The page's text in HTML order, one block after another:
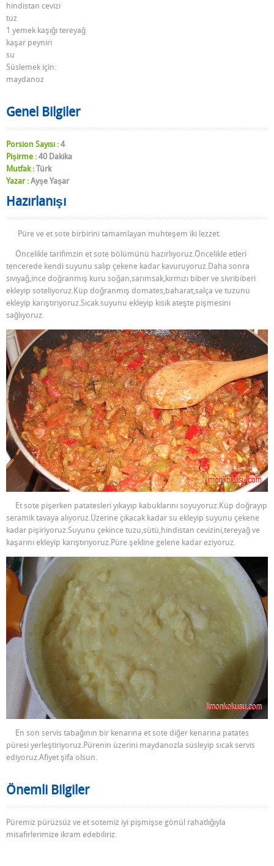
hindistan cevizi
tuz
1 yemek kaşığı tereyağ
kaşar peyniri
su
Süslemek için:
maydanoz
Genel Bilgiler
Porsion Sayısı : 4
Pişirme : 40 Dakika
Mutfak : Türk
Yazar : Ayşe Yaşar
Hazırlanışı
Püre ve et sote birbirini tamamlayan muhteşem iki lezzet.
Öncelikle tarifimzin et sote bölümünü hazırlıyoruz.Öncelikle etleri
tencerede kendi suyunu salıp çekene kadar kavuruyoruz.Daha sonra
sıvıyağ,ince doğranmış kuru soğan,sarımsak,kırmızı biber ve sivribiberi
ekleyip soteliyoruz.Küp doğranmış domates,baharat,salça ve tuzunu
ekleyip karıştırıyoruz.Sıcak suyunu ekleyip kısık ateşte pişmesini
sağlıyoruz.
Et sote pişerken patatesleri yıkayıp kabuklarını soyuyoruz.Küp doğrayıp
seramik tavaya alıyoruz.Üzerine çıkacak kadar su ekleyip suyunu çekene
kadar pişiriyoruz.Suyunu çekince tuzu,sütü,hindistan cevizini,tereyağ ve
kaşarını ekleyip karıştırıyoruz.Püre şekline gelene kadar eziyoruz.
En son servis tabağının bir kenarına et sote diğer kenarına patates
püresi yerleştiriyoruz.Pürenin üzerini maydanozla süsleyip sıcak servis
ediyoruz.Afiyet şifa olsun.
Önemli Bilgiler
Püremiz pürüzsüz ve et sotemiz iyi pişmişse gönül rahatlığıyla
misafirlerimize ikram edebiliriz.